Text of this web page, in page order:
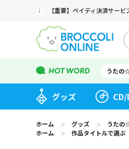
【重要】ペイディ決済サー
うたの
グッズ CD/
ホーム ＞ グッズ ＞
うたの
ホーム
＞ 作品タイトルで選ぶ